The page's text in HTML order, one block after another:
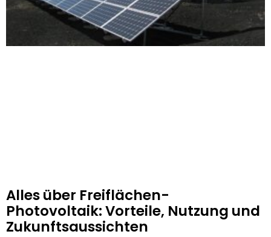
Alles über Freiflächen-
Photovoltaik: Vorteile, Nutzung und
Zukunftsaussichten